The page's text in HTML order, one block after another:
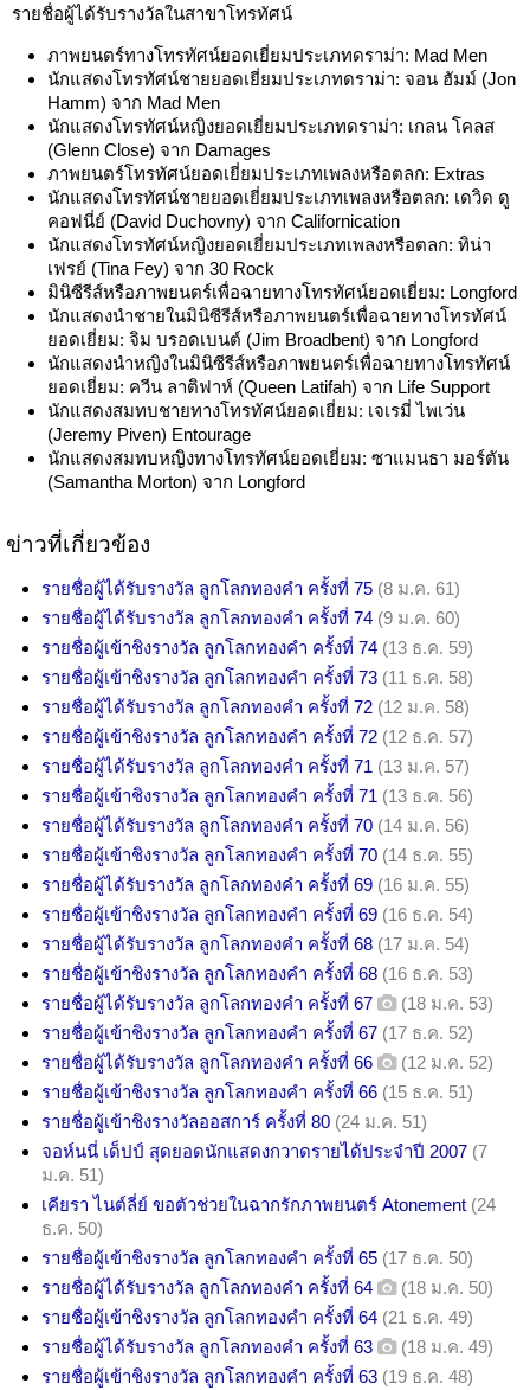
รายชื่อผู้ได้รับรางวัลในสาขาโทรทัศน์
ภาพยนตร์ทางโทรทัศน์ยอดเยี่ยมประเภทดราม่า: Mad Men
นักแสดงโทรทัศน์ชายยอดเยี่ยมประเภทดราม่า: จอน ฮัมม์ (Jon
Hamm) จาก Mad Men
นักแสดงโทรทัศน์หญิงยอดเยี่ยมประเภทดราม่า: เกลน โคลส
(Glenn Close) จาก Damages
ภาพยนตร์โทรทัศน์ยอดเยี่ยมประเภทเพลงหรือตลก: Extras
นักแสดงโทรทัศน์ชายยอดเยี่ยมประเภทเพลงหรือตลก: เดวิด ดู
คอฟนี่ย์ (David Duchovny) จาก Californication
นักแสดงโทรทัศน์หญิงยอดเยี่ยมประเภทเพลงหรือตลก: ทิน่า
เฟรย์ (Tina Fey) จาก 30 Rock
มินิซีรีส์หรือภาพยนตร์เพื่อฉายทางโทรทัศน์ยอดเยี่ยม: Longford
นักแสดงนำชายในมินิซีรีส์หรือภาพยนตร์เพื่อฉายทางโทรทัศน์
ยอดเยี่ยม: จิม บรอดเบนต์ (Jim Broadbent) จาก Longford
นักแสดงนำหญิงในมินิซีรีส์หรือภาพยนตร์เพื่อฉายทางโทรทัศน์
ยอดเยี่ยม: ควีน ลาติฟาห์ (Queen Latifah) จาก Life Support
นักแสดงสมทบชายทางโทรทัศน์ยอดเยี่ยม: เจเรมี่ ไพเว่น
(Jeremy Piven) Entourage
นักแสดงสมทบหญิงทางโทรทัศน์ยอดเยี่ยม: ซาแมนธา มอร์ตัน
(Samantha Morton) จาก Longford
ข่าวที่เกี่ยวข้อง
รายชื่อผู้ได้รับรางวัล ลูกโลกทองคำ ครั้งที่ 75 (8 ม.ค. 61)
รายชื่อผู้ได้รับรางวัล ลูกโลกทองคำ ครั้งที่ 74 (9 ม.ค. 60)
รายชื่อผู้เข้าชิงรางวัล ลูกโลกทองคำ ครั้งที่ 74 (13 ธ.ค. 59)
รายชื่อผู้เข้าชิงรางวัล ลูกโลกทองคำ ครั้งที่ 73 (11 ธ.ค. 58)
รายชื่อผู้ได้รับรางวัล ลูกโลกทองคำ ครั้งที่ 72 (12 ม.ค. 58)
รายชื่อผู้เข้าชิงรางวัล ลูกโลกทองคำ ครั้งที่ 72 (12 ธ.ค. 57)
รายชื่อผู้ได้รับรางวัล ลูกโลกทองคำ ครั้งที่ 71 (13 ม.ค. 57)
รายชื่อผู้เข้าชิงรางวัล ลูกโลกทองคำ ครั้งที่ 71 (13 ธ.ค. 56)
รายชื่อผู้ได้รับรางวัล ลูกโลกทองคำ ครั้งที่ 70 (14 ม.ค. 56)
รายชื่อผู้เข้าชิงรางวัล ลูกโลกทองคำ ครั้งที่ 70 (14 ธ.ค. 55)
รายชื่อผู้ได้รับรางวัล ลูกโลกทองคำ ครั้งที่ 69 (16 ม.ค. 55)
รายชื่อผู้เข้าชิงรางวัล ลูกโลกทองคำ ครั้งที่ 69 (16 ธ.ค. 54)
รายชื่อผู้ได้รับรางวัล ลูกโลกทองคำ ครั้งที่ 68 (17 ม.ค. 54)
รายชื่อผู้เข้าชิงรางวัล ลูกโลกทองคำ ครั้งที่ 68 (16 ธ.ค. 53)
รายชื่อผู้ได้รับรางวัล ลูกโลกทองคำ ครั้งที่ 67
(18 ม.ค. 53)
รายชื่อผู้เข้าชิงรางวัล ลูกโลกทองคำ ครั้งที่ 67 (17 ธ.ค. 52)
รายชื่อผู้ได้รับรางวัล ลูกโลกทองคำ ครั้งที่ 66
(12 ม.ค. 52)
รายชื่อผู้เข้าชิงรางวัล ลูกโลกทองคำ ครั้งที่ 66 (15 ธ.ค. 51)
รายชื่อผู้เข้าชิงรางวัลออสการ์ ครั้งที่ 80 (24 ม.ค. 51)
จอห์นนี่ เด็ปป์ สุดยอดนักแสดงกวาดรายได้ประจำปี 2007 (7
ม.ค. 51)
เคียรา ไนต์ลี่ย์ ขอตัวช่วยในฉากรักภาพยนตร์ Atonement (24
ธ.ค. 50)
รายชื่อผู้เข้าชิงรางวัล ลูกโลกทองคำ ครั้งที่ 65 (17 ธ.ค. 50)
รายชื่อผู้ได้รับรางวัล ลูกโลกทองคำ ครั้งที่ 64
(18 ม.ค. 50)
รายชื่อผู้เข้าชิงรางวัล ลูกโลกทองคำ ครั้งที่ 64 (21 ธ.ค. 49)
รายชื่อผู้ได้รับรางวัล ลูกโลกทองคำ ครั้งที่ 63
(18 ม.ค. 49)
รายชื่อผู้เข้าชิงรางวัล ลูกโลกทองคำ ครั้งที่ 63 (19 ธ.ค. 48)